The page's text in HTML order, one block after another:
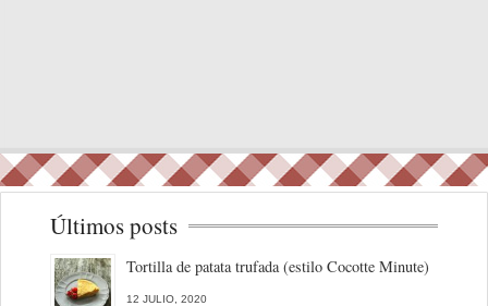
Últimos posts
Tortilla de patata trufada (estilo Cocotte Minute)
12 JULIO, 2020